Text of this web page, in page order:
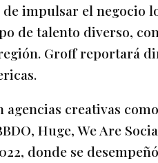
impulsar el negocio
de talento diverso,
Groff reportará
creativas
Huge, We Are
donde se